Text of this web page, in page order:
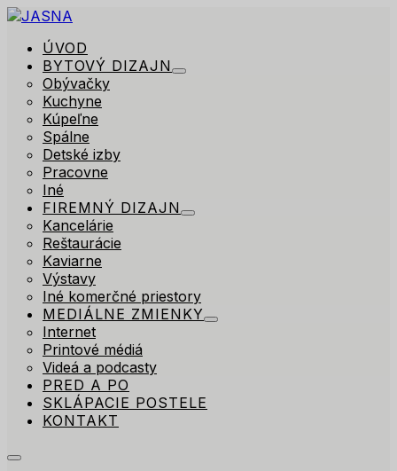
ÚVOD
BYTOVÝ DIZAJN
Obývačky
Kuchyne
Kúpeľne
Spálne
Detské izby
Pracovne
Iné
FIREMNÝ DIZAJN
Kancelárie
Reštaurácie
Kaviarne
Výstavy
Iné komerčné priestory
MEDIÁLNE ZMIENKY
Internet
Printové médiá
Videá a podcasty
PRED A PO
SKLÁPACIE POSTELE
KONTAKT